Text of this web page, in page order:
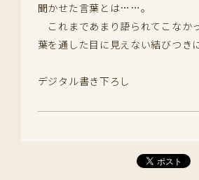
聞かせた言葉とは……。
これまであまり語られてこなか
葉を通した目に見えない結びつき
デジタル書き下ろし